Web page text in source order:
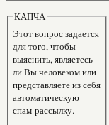
КАПЧА
Этот вопрос задается
для того, чтобы
выяснить, являетесь
ли Вы человеком или
представляете из себя
автоматическую
спам-рассылку.